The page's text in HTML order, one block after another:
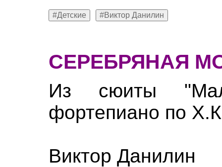
#Детские #Виктор Данилин
СЕРЕБРЯНАЯ
Из сюиты
фортепиано по
Виктор Данилин